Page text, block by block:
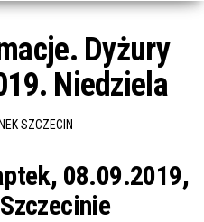
w
ę
Dyżury
Niedziela
SZCZECIN
08.09.2019,